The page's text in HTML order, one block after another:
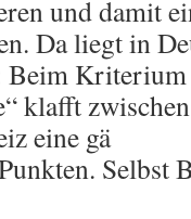
und damit
Da liegt in
Beim
klafft
eine gä
Selbst